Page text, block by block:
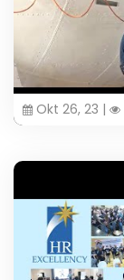
Okt 26, 23 |